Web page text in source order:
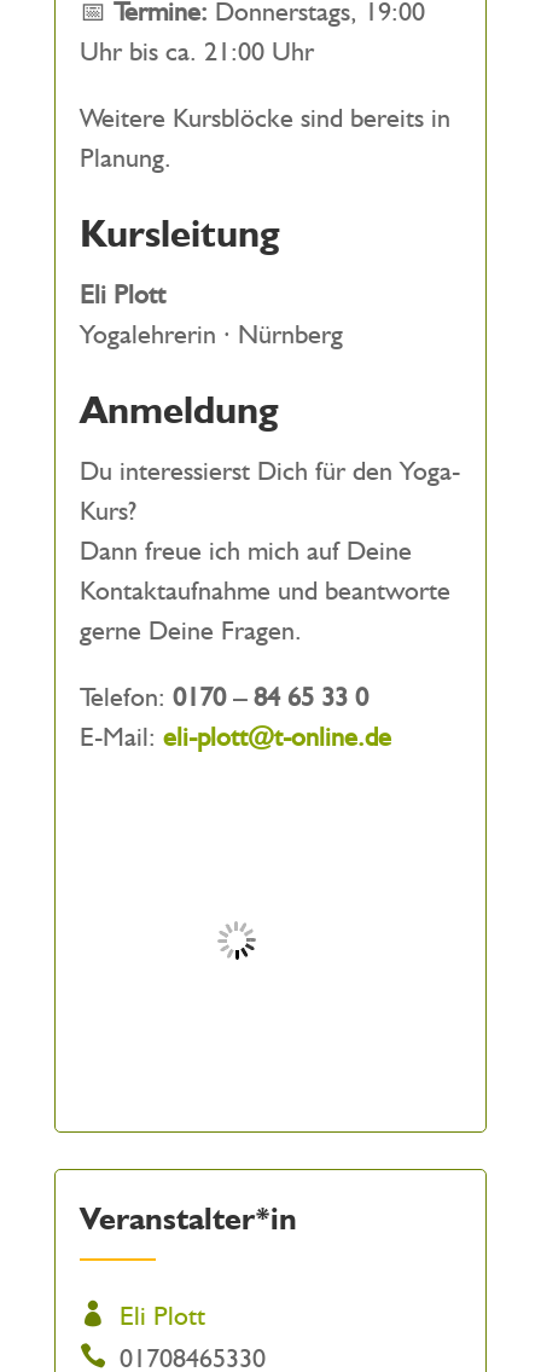
📅 Termine: Donnerstags, 19:00
Uhr bis ca. 21:00 Uhr
Weitere Kursblöcke sind bereits in
Planung.
Kursleitung
Eli Plott
Yogalehrerin · Nürnberg
Anmeldung
Du interessierst Dich für den Yoga-
Kurs?
Dann freue ich mich auf Deine
Kontaktaufnahme und beantworte
gerne Deine Fragen.
Telefon: 0170 – 84 65 33 0
E-Mail: eli-plott@t-online.de
Veranstalter*in
Eli Plott
01708465330